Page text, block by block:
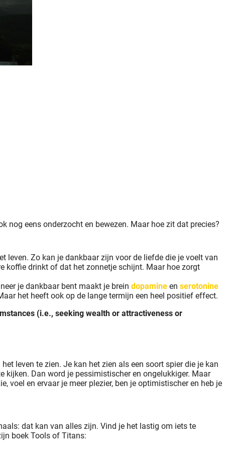
nog eens onderzocht en bewezen. Maar hoe zit dat precies?
leven. Zo kan je dankbaar zijn voor de liefde die je voelt van
koffie drinkt of dat het zonnetje schijnt. Maar hoe zorgt
je dankbaar bent maakt je brein dopamine en serotonine
het heeft ook op de lange termijn een heel positief effect.
(i.e., seeking wealth or attractiveness or
leven te zien. Je kan het zien als een soort spier die je kan
kijken. Dan word je pessimistischer en ongelukkiger. Maar
voel en ervaar je meer plezier, ben je optimistischer en heb je
dat kan van alles zijn. Vind je het lastig om iets te
boek Tools of Titans: